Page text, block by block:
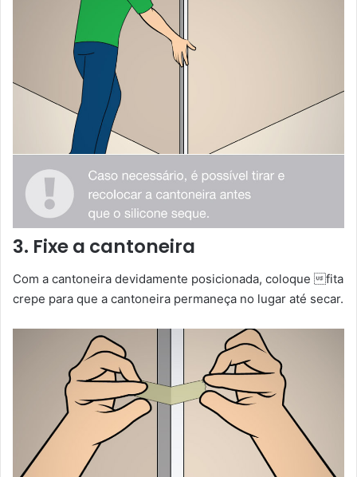
3. Fixe a cantoneira
Com a cantoneira devidamente posicionada, coloque fita
crepe para que a cantoneira permaneça no lugar até secar.